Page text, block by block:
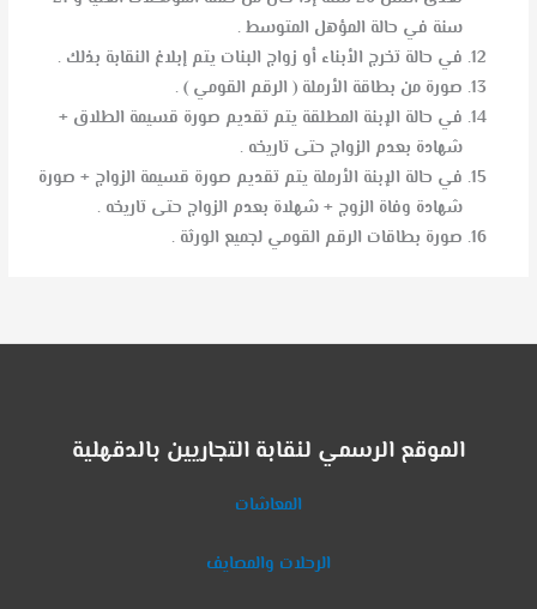
سنة في حالة المؤهل المتوسط .
في حالة تخرج الأبناء أو زواج البنات يتم إبلاغ النقابة بذلك .
صورة من بطاقة الأرملة ( الرقم القومي ) .
في حالة الإبنة المطلقة يتم تقديم صورة قسيمة الطلاق +
شهادة بعدم الزواج حتى تاريخه .
في حالة الإبنة الأرملة يتم تقديم صورة قسيمة الزواج + صورة
شهادة وفاة الزوج + شهلاة بعدم الزواج حتى تاريخه .
صورة بطاقات الرقم القومي لجميع الورثة .
الموقع الرسمي لنقابة التجاريين بالدقهلية
المعاشات
الرحلات والمصايف